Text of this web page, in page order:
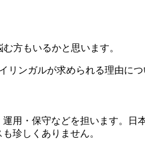
方もいるかと思います。
ンガルが求められる理由につ
用・保守などを担います。日
珍しくありません。